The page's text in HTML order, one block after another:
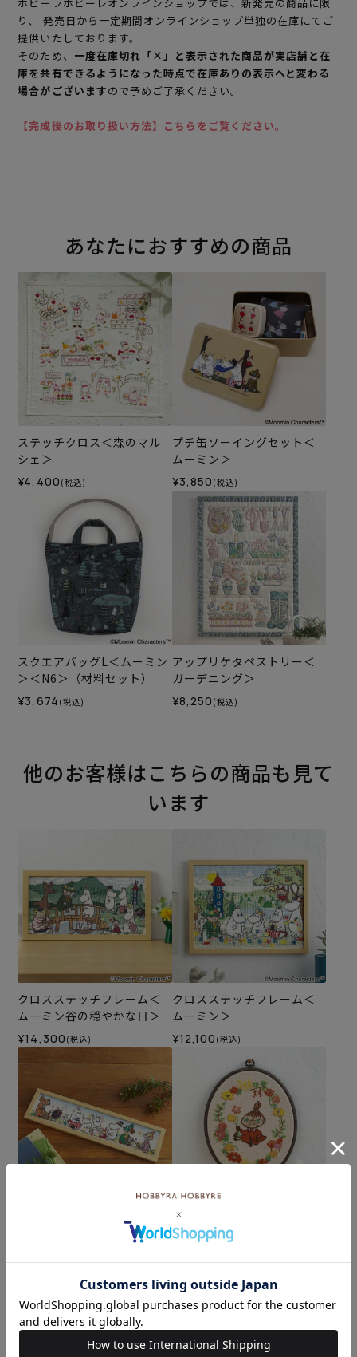
り、 発売日から一定期間オンラインショップ単独の在庫にてご
提供いたしております。
そのため、 一度在庫切れ「×」と表示された商品が実店舗と在
庫を共有できるようになった時点で在庫ありの表示へと変わる
場合がございますので予めご了承ください。
【完成後のお取り扱い方法】こちらをご覧ください。
あなたにおすすめの商品
ステッチクロス＜森のマル
シェ＞
¥4,400 (税込)
プチ缶ソーイングセット＜
ムーミン＞
¥3,850 (税込)
スクエアバッグL＜ムーミン
＞＜N6＞（材料セット）
¥3,674 (税込)
アップリケタペストリー＜
ガーデニング＞
¥8,250 (税込)
他のお客様はこちらの商品も見て
います
クロスステッチフレーム＜
ムーミン谷の穏やかな日＞
¥14,300 (税込)
クロスステッチフレーム＜
ムーミン＞
¥12,100 (税込)
クロスステッチフレーム＜
ムーミン谷の仲間たち＞
クロスステッチフープフレ
ーム＜リトルミイ＞
カテゴリーから探す